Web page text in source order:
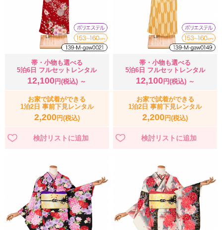
帯・小物も選べる
5泊6日 フルセットレンタル
12,100 円(税込) ～
お家で試着ができる
1泊2日 事前下見レンタル
2,200円(税込)
帯・小物も選べる
5泊6日 フルセットレンタル
12,100円(税込) ～
お家で試着ができる
1泊2日 事前下見レンタル
2,200円(税込)